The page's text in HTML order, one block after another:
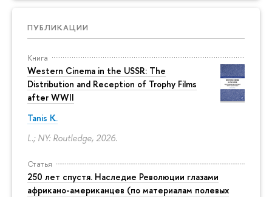
ПУБЛИКАЦИИ
Книга
Western Cinema in the USSR: The
Distribution and Reception of Trophy Films
after WWII
Tanis K.
L.; NY: Routledge, 2026.
Статья
250 лет спустя. Наследие Революции глазами
африкано-американцев (по материалам полевых